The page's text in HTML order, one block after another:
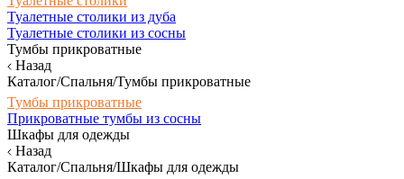
Туалетные столики из дуба
Туалетные столики из сосны
Тумбы прикроватные
Назад
Каталог/Спальня/Тумбы прикроватные
Тумбы прикроватные
Прикроватные тумбы из сосны
Шкафы для одежды
Назад
Каталог/Спальня/Шкафы для одежды